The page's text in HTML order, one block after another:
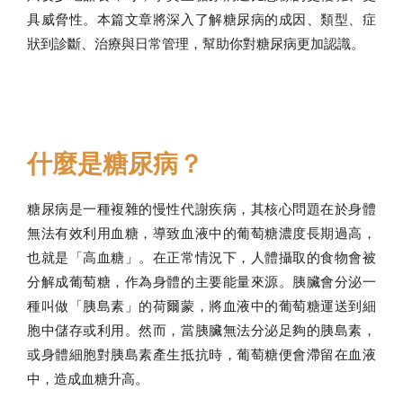
具威脅性。本篇文章將深入了解糖尿病的成因、類型、症
狀到診斷、治療與日常管理，幫助你對糖尿病更加認識。
什麼是糖尿病？
糖尿病是一種複雜的慢性代謝疾病，其核心問題在於身體
無法有效利用血糖，導致血液中的葡萄糖濃度長期過高，
也就是「高血糖」。在正常情況下，人體攝取的食物會被
分解成葡萄糖，作為身體的主要能量來源。胰臟會分泌一
種叫做「胰島素」的荷爾蒙，將血液中的葡萄糖運送到細
胞中儲存或利用。然而，當胰臟無法分泌足夠的胰島素，
或身體細胞對胰島素產生抵抗時，葡萄糖便會滯留在血液
中，造成血糖升高。